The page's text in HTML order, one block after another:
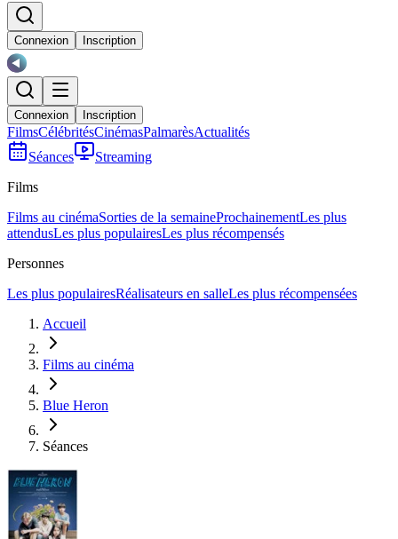
Connexion Inscription
Connexion Inscription
FilmsCélébritésCinémasPalmarèsActualités
Séances
Streaming
Films
Films au cinémaSorties de la semaineProchainementLes plus
attendusLes plus populairesLes plus récompensés
Personnes
Les plus populairesRéalisateurs en salleLes plus récompensées
Accueil
Films au cinéma
Blue Heron
Séances